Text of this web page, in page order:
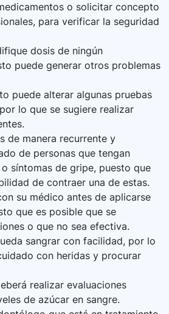
o solicitar concepto
para verificar la seguridad
dosis de ningún
puede generar otros problemas
puede alterar algunas pruebas
lo que se sugiere realizar
de manera recurrente y
de personas que tengan
síntomas de gripe, puesto que
de contraer una de estas.
su médico antes de aplicarse
que es posible que se
o que no sea efectiva.
sangrar con facilidad, por lo
con heridas y procurar
realizar evaluaciones
de azúcar en sangre.